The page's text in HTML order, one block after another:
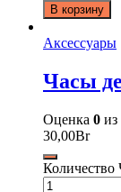
В корзину
Аксессуары
Часы
Оценка 0 из
30,00Br
Количество